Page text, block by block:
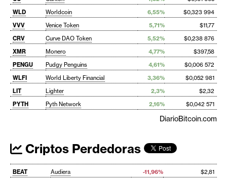
WLD
Worldcoin 6,55%
$0,323 994
VVV
Venice Token 5,71%
$11,77
CRV
Curve DAO Token 5,52%
$0,238 876
XMR
Monero 4,77%
$397,58
PENGU
Pudgy Penguins 4,61%
$0,006 572
WLFI
World Liberty Financial 3,36%
$0,052 981
LIT
Lighter 2,3%
$2,32
PYTH
Pyth Network 2,16% $0,042 571
DiarioBitcoin.com
Criptos Perdedoras
BEAT Audiera -11,96%
$2,81